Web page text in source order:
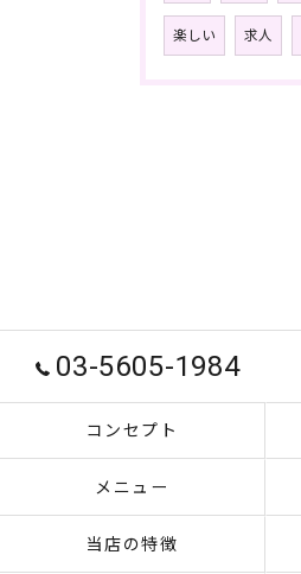
楽しい 求人
03-5605-1984
コンセプト
メニュー
当店の特徴